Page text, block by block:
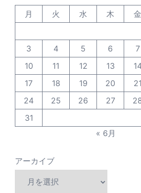
月
火 水 木 金
3
4 5 6 7
10
11 12 13
17
18 19 20 21
24
25 26 27
31
« 6月
アーカイブ